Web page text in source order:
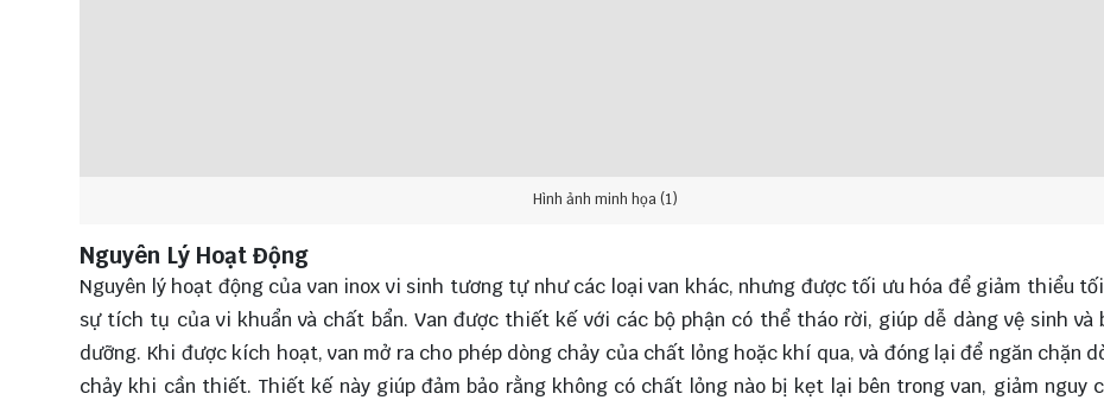
Hình ảnh minh họa (1)
Nguyên Lý Hoạt Động
Nguyên lý hoạt động của van inox vi sinh tương tự như các loại van khác, nhưng được tối ưu hóa để giảm thiểu
sự tích tụ của vi khuẩn và chất bẩn. Van được thiết kế với các bộ phận có thể tháo rời, giúp dễ dàng vệ sinh và
dưỡng. Khi được kích hoạt, van mở ra cho phép dòng chảy của chất lỏng hoặc khí qua, và đóng lại để ngăn chặn
chảy khi cần thiết. Thiết kế này giúp đảm bảo rằng không có chất lỏng nào bị kẹt lại bên trong van, giảm nguy